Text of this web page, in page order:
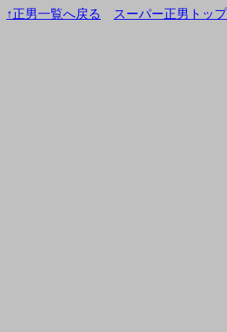
↑正男一覧へ戻る スーパー正男トッ